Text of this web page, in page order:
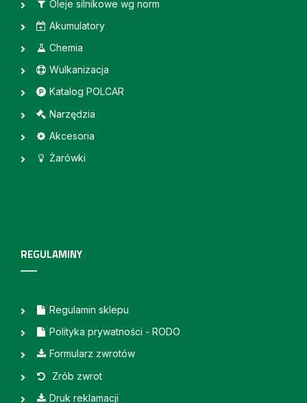
Oleje silnikowe wg norm
Akumulatory
Chemia
Wulkanizacja
Katalog POLCAR
Narzędzia
Akcesoria
Żarówki
REGULAMINY
Regulamin sklepu
Polityka prywatności - RODO
Formularz zwrotów
Zrób zwrot
Druk reklamacji